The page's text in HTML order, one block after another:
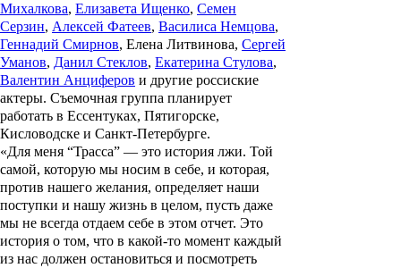
Михалкова, Елизавета Ищенко, Семен
Серзин, Алексей Фатеев, Василиса Немцова,
Геннадий Смирнов, Елена Литвинова, Сергей
Уманов, Данил Стеклов, Екатерина Стулова,
Валентин Анциферов и другие россиские
актеры. Съемочная группа планирует
работать в Ессентуках, Пятигорске,
Кисловодске и Санкт-Петербурге.
«Для меня “Трасса” — это история лжи. Той
самой, которую мы носим в себе, и которая,
против нашего желания, определяет наши
поступки и нашу жизнь в целом, пусть даже
мы не всегда отдаем себе в этом отчет. Это
история о том, что в какой-то момент каждый
из нас должен остановиться и посмотреть